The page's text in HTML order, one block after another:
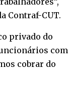
Contraf-CUT.
privado do
com
cobrar do